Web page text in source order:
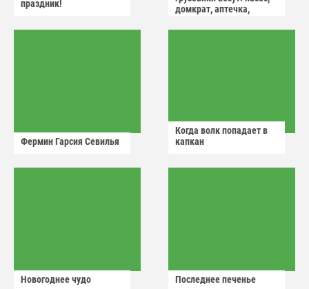
праздник!
домкрат, аптечка,
Фермин Гарсия Севилья
Когда волк попадает в
капкан
Новогоднее чудо Последнее печенье